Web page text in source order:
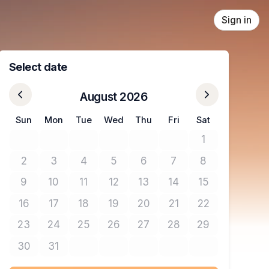
Sign in
Select date
August 2026
Sun Mon Tue Wed Thu Fri Sat
1No tickets
2No tickets available
3No tickets available
4No tickets available
5No tickets available
6No tickets available
7No tickets available
8No tickets
9No tickets available
10No tickets available
11No tickets available
12No tickets available
13No tickets available
14No tickets available
15No tickets
16No tickets available
17No tickets available
18No tickets available
19No tickets available
20No tickets available
21No tickets available
22No tickets
23No tickets available
24No tickets available
25No tickets available
26No tickets available
27No tickets available
28No tickets available
29No tickets
30No tickets available
31No tickets available